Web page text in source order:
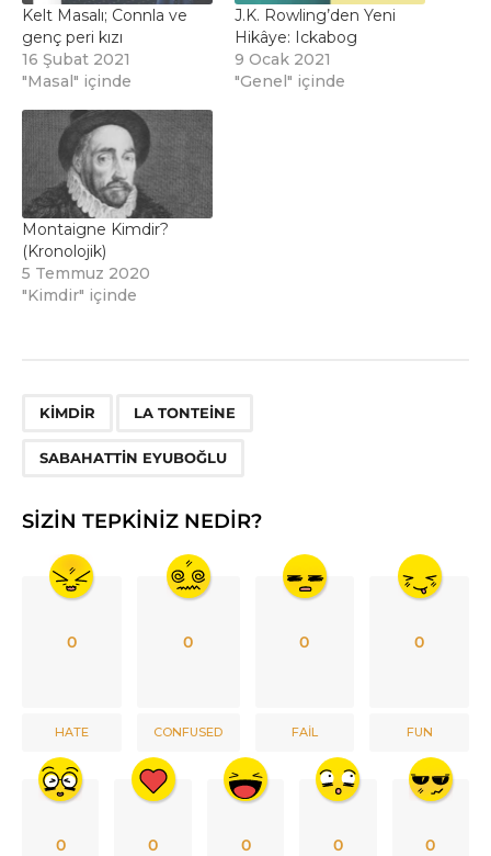
Kelt Masalı; Connla ve
genç peri kızı
16 Şubat 2021
"Masal" içinde
J.K. Rowling’den Yeni
Hikâye: Ickabog
9 Ocak 2021
"Genel" içinde
Montaigne Kimdir?
(Kronolojik)
5 Temmuz 2020
"Kimdir" içinde
KIMDIR LA TONTEINE
SABAHATTIN EYUBOĞLU
SIZIN TEPKINIZ NEDIR?
0
HATE
0
CONFUSED
0
FAIL
0
FUN
0 0 0 0 0